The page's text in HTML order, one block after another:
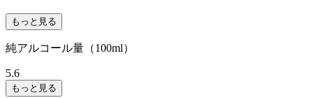
もっと見る
純アルコール量（100ml）
5.6
もっと見る